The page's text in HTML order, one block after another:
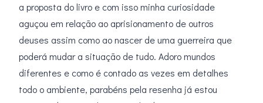
a proposta do livro e com isso minha curiosidade
aguçou em relação ao aprisionamento de outros
deuses assim como ao nascer de uma guerreira que
poderá mudar a situação de tudo. Adoro mundos
diferentes e como é contado as vezes em detalhes
todo o ambiente, parabéns pela resenha já estou